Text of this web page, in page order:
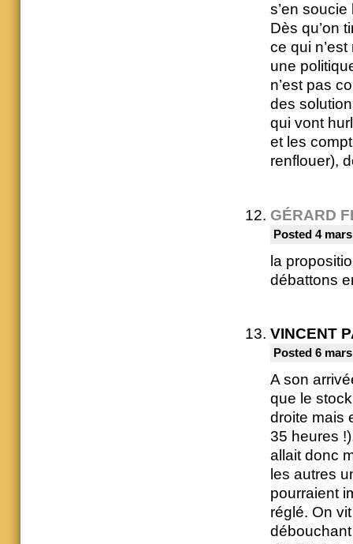
s’en soucie
Dès qu’on
ce qui
une
n’est pas
des
qui vont
et les
renflouer),
GÉRARD
Posted 4
la
débattons
VINCENT
Posted 6
A son
que le
droite mais
35 heures
allait donc
les autres
pourraient
réglé. On